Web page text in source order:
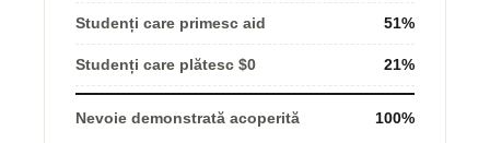
Studenți care primesc aid 51%
Studenți care plătesc $0 21%
Nevoie demonstrată acoperită 100%